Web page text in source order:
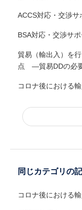
ACCS対応・交渉サ
BSA対応・交渉サポ
貿易（輸出入）を
点 ―貿易DDの必
コロナ後における
同じカテゴリの
コロナ後における